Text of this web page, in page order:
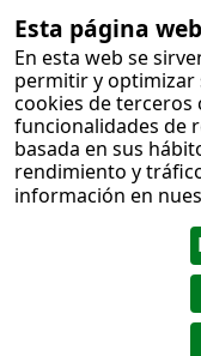
Esta página
En esta web se
permitir y optimizar
cookies de
funcionalidades de
basada en sus
rendimiento y
información en